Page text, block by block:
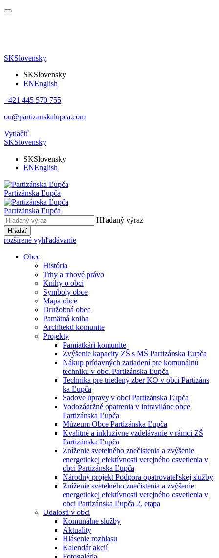
SKSlovensky
SKSlovensky
ENEnglish
+421 445 570 755
ou@partizanskalupca.com
Vytlačiť
SKSlovensky
SKSlovensky
ENEnglish
Partizánska Ľupča
Partizánska Ľupča
Hľadaný výraz
Hľadať
rozšírené vyhľadávanie
Obec
História
Trhy a trhové právo
Knihy o obci
Symboly obce
Mapa obce
Družobná obec
Pamätná kniha
Architekti komunite
Projekty
Pamiatkári komunite
Zvýšenie kapacity ZŠ s MŠ Partizánska Ľupča
Nákup prídavných zariadení pre komunálnu
techniku v obci Partizánska Ľupča
Technika pre triedený zber KO v obci Partizáns
ka Ľupča
Sadové úpravy v obci Partizánska Ľupča
Vodozádržné opatrenia v intraviláne obce
Partizánska Ľupča
Múzeum Obce Partizánska Ľupča
Kvalitné a inkluzívne vzdelávanie v rámci ZŠ
Partizánska Ľupča
Zníženie svetelného znečistenia a zvýšenie
energetickej efektívnosti verejného osvetlenia v
obci Partizánska Ľupča
Národný projekt Podpora opatrovateľskej služby
Zníženie svetelného znečistenia a zvýšenie
energetickej efektívnosti verejného osvetlenia v
obci Partizánska Ľupča 2. etapa
Udalosti v obci
Komunálne služby
Aktuality
Hlásenie rozhlasu
Kalendár akcií
Fotogaléria